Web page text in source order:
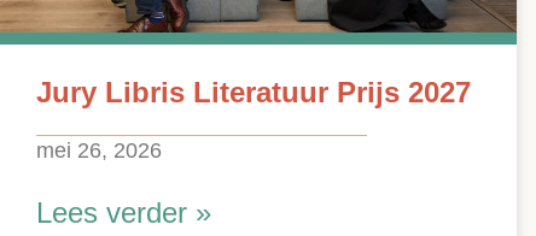
Jury Libris Literatuur Prijs 2027
mei 26, 2026
Lees verder »